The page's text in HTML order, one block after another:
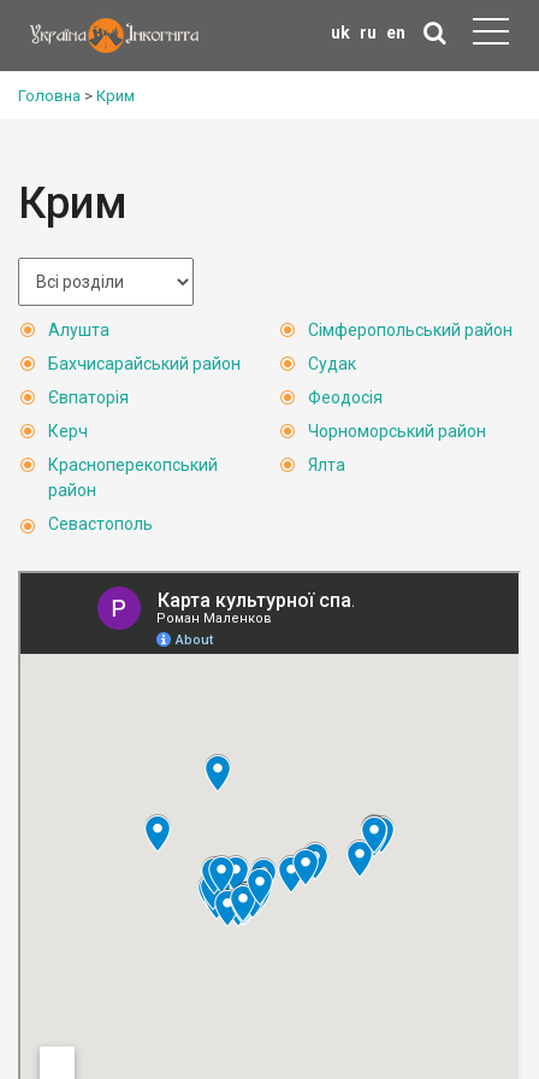
uk ru en
Головна > Крим
Крим
Алушта
Бахчисарайський район
Євпаторія
Керч
Красноперекопський
район
Севастополь
Сімферопольський район
Судак
Феодосія
Чорноморський район
Ялта